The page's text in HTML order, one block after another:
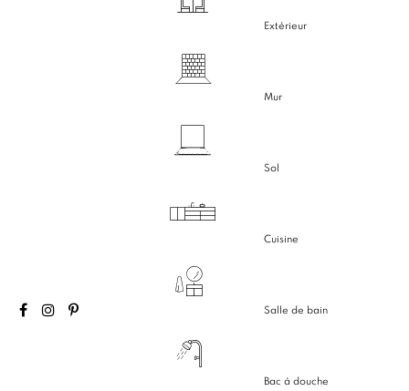
Extérieur
Mur
Sol
Cuisine
Salle de bain
Bac à douche